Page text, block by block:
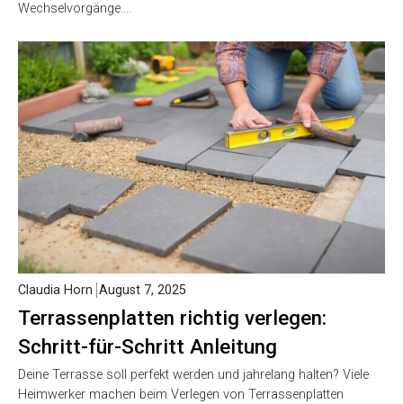
Wechselvorgänge….
Terrassenplatten richtig verlegen:
Schritt-für-Schritt Anleitung
Claudia Horn August 7, 2025
Deine Terrasse soll perfekt werden und jahrelang halten? Viele
Heimwerker machen beim Verlegen von Terrassenplatten